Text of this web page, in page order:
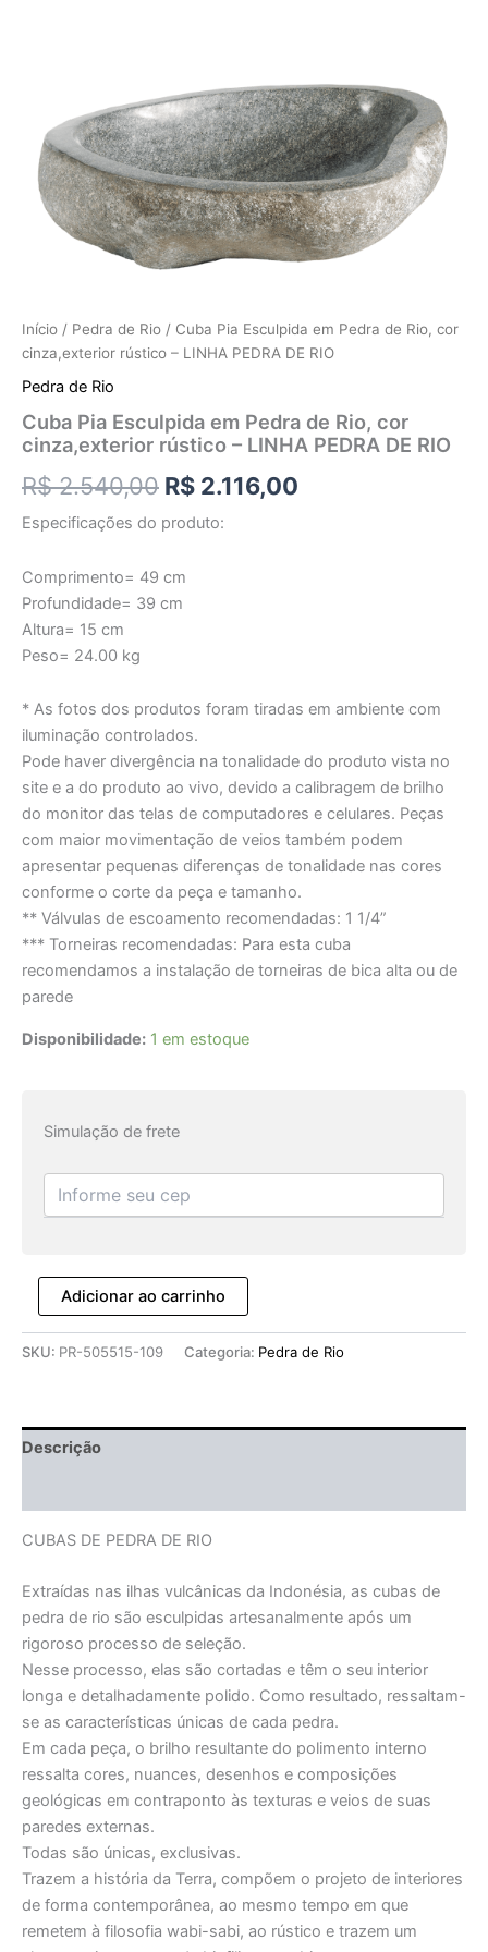
Início / Pedra de Rio / Cuba Pia Esculpida em Pedra de Rio, cor
cinza,exterior rústico – LINHA PEDRA DE RIO
Pedra de Rio
Cuba Pia Esculpida em Pedra de Rio, cor
cinza,exterior rústico – LINHA PEDRA DE RIO
R$2.540,00 R$ 2.116,00
Especificações do produto:
Comprimento= 49 cm
Profundidade= 39 cm
Altura= 15 cm
Peso= 24.00 kg
* As fotos dos produtos foram tiradas em ambiente com
iluminação controlados.
Pode haver divergência na tonalidade do produto vista no
site e a do produto ao vivo, devido a calibragem de brilho
do monitor das telas de computadores e celulares. Peças
com maior movimentação de veios também podem
apresentar pequenas diferenças de tonalidade nas cores
conforme o corte da peça e tamanho.
** Válvulas de escoamento recomendadas: 1 1/4”
*** Torneiras recomendadas: Para esta cuba
recomendamos a instalação de torneiras de bica alta ou de
parede
Disponibilidade: 1 em estoque
Simulação de frete
Adicionar ao carrinho
SKU: PR-505515-109 Categoria: Pedra de Rio
Descrição
CUBAS DE PEDRA DE RIO
Extraídas nas ilhas vulcânicas da Indonésia, as cubas de
pedra de rio são esculpidas artesanalmente após um
rigoroso processo de seleção.
Nesse processo, elas são cortadas e têm o seu interior
longa e detalhadamente polido. Como resultado, ressaltam-
se as características únicas de cada pedra.
Em cada peça, o brilho resultante do polimento interno
ressalta cores, nuances, desenhos e composições
geológicas em contraponto às texturas e veios de suas
paredes externas.
Todas são únicas, exclusivas.
Trazem a história da Terra, compõem o projeto de interiores
de forma contemporânea, ao mesmo tempo em que
remetem à filosofia wabi-sabi, ao rústico e trazem um